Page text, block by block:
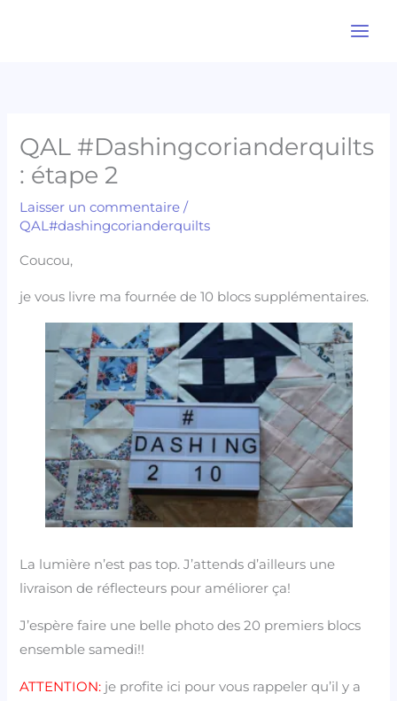
QAL #Dashingcorianderquilts
: étape 2
Laisser un commentaire /
QAL#dashingcorianderquilts
Coucou,
je vous livre ma fournée de 10 blocs supplémentaires.
La lumière n’est pas top. J’attends d’ailleurs une
livraison de réflecteurs pour améliorer ça!
J’espère faire une belle photo des 20 premiers blocs
ensemble samedi!!
ATTENTION: je profite ici pour vous rappeler qu’il y a